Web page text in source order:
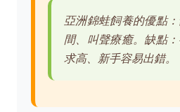
亞洲錦蛙飼養的優點
間、叫聲療癒。缺點
求高、新手容易出錯。